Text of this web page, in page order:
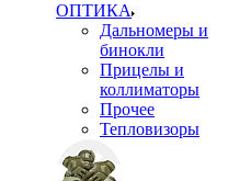
ОПТИКА
Дальномеры и
бинокли
Прицелы и
коллиматоры
Прочее
Тепловизоры